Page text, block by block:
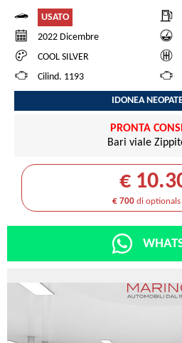
USATO
2022 Dicembre
COOL SILVER
Cilind. 1193
IDONEA
PRONTA
Bari viale
€
€ 700di optionals